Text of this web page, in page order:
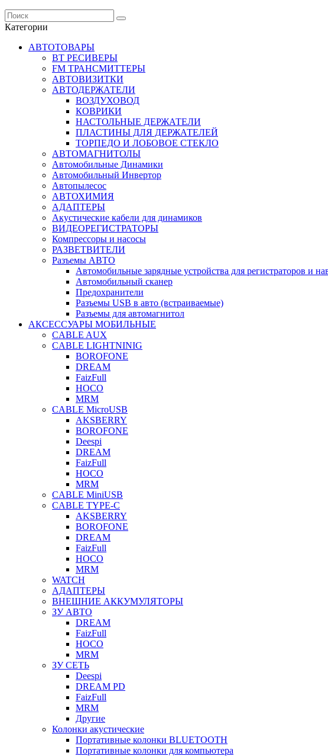
Категории
АВТОТОВАРЫ
BT РЕСИВЕРЫ
FM ТРАНСМИТТЕРЫ
АВТОВИЗИТКИ
АВТОДЕРЖАТЕЛИ
ВОЗДУХОВОД
КОВРИКИ
НАСТОЛЬНЫЕ ДЕРЖАТЕЛИ
ПЛАСТИНЫ ДЛЯ ДЕРЖАТЕЛЕЙ
ТОРПЕДО И ЛОБОВОЕ СТЕКЛО
АВТОМАГНИТОЛЫ
Автомобильные Динамики
Автомобильный Инвертор
Автопылесос
АВТОХИМИЯ
АДАПТЕРЫ
Акустические кабели для динамиков
ВИДЕОРЕГИСТРАТОРЫ
Компрессоры и насосы
РАЗВЕТВИТЕЛИ
Разъемы АВТО
Автомобильные зарядные устройства для регистраторов и
Автомобильный сканер
Предохранители
Разъемы USB в авто (встраиваемые)
Разъемы для автомагнитол
АКСЕССУАРЫ МОБИЛЬНЫЕ
CABLE AUX
CABLE LIGHTNINIG
BOROFONE
DREAM
FaizFull
HOCO
MRM
CABLE MicroUSB
AKSBERRY
BOROFONE
Deespi
DREAM
FaizFull
HOCO
MRM
CABLE MiniUSB
CABLE TYPE-C
AKSBERRY
BOROFONE
DREAM
FaizFull
HOCO
MRM
WATCH
АДАПТЕРЫ
ВНЕШНИЕ АККУМУЛЯТОРЫ
ЗУ АВТО
DREAM
FaizFull
HOCO
MRM
ЗУ СЕТЬ
Deespi
DREAM PD
FaizFull
MRM
Другие
Колонки акустические
Портативные колонки BLUETOOTH
Портативные колонки для компьютера